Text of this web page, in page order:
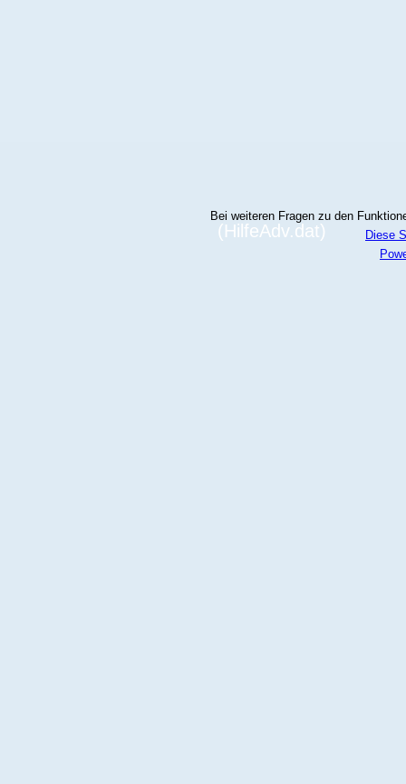
(HilfeAdv.dat)
Bei weiteren Fragen zu den
Diese